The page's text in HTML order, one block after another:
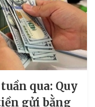
qua: Quy
gửi bằng